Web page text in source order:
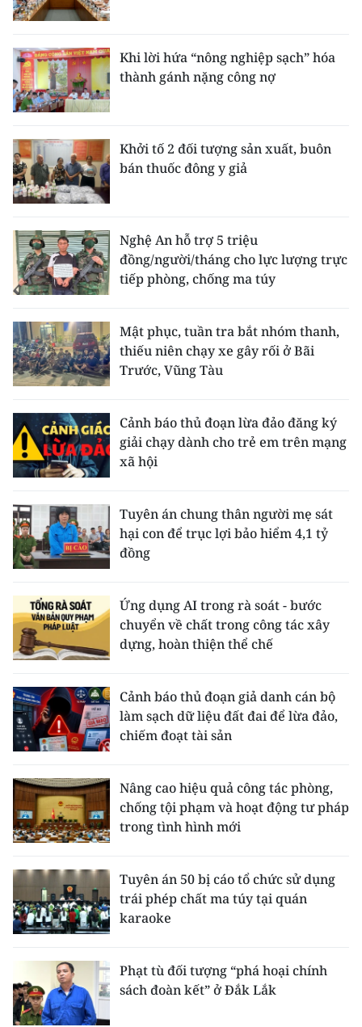
Khi lời hứa “nông nghiệp sạch” hóa
thành gánh nặng công nợ
Khởi tố 2 đối tượng sản xuất, buôn
bán thuốc đông y giả
Nghệ An hỗ trợ 5 triệu
đồng/người/tháng cho lực lượng trực
tiếp phòng, chống ma túy
Mật phục, tuần tra bắt nhóm thanh,
thiếu niên chạy xe gây rối ở Bãi
Trước, Vũng Tàu
Cảnh báo thủ đoạn lừa đảo đăng ký
giải chạy dành cho trẻ em trên mạng
xã hội
Tuyên án chung thân người mẹ sát
hại con để trục lợi bảo hiểm 4,1 tỷ
đồng
Ứng dụng AI trong rà soát - bước
chuyển về chất trong công tác xây
dựng, hoàn thiện thể chế
Cảnh báo thủ đoạn giả danh cán bộ
làm sạch dữ liệu đất đai để lừa đảo,
chiếm đoạt tài sản
Nâng cao hiệu quả công tác phòng,
chống tội phạm và hoạt động tư pháp
trong tình hình mới
Tuyên án 50 bị cáo tổ chức sử dụng
trái phép chất ma túy tại quán
karaoke
Phạt tù đối tượng “phá hoại chính
sách đoàn kết” ở Đắk Lắk